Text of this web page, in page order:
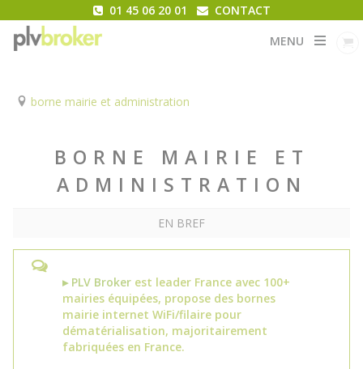
MENU
borne mairie et administration
01 45 06 20 01 CONTACT
BORNE MAIRIE ET
ADMINISTRATION
EN BREF
▸ PLV Broker est leader France avec 100+
mairies équipées, propose des bornes
mairie internet WiFi/filaire pour
dématérialisation, majoritairement
fabriquées en France.